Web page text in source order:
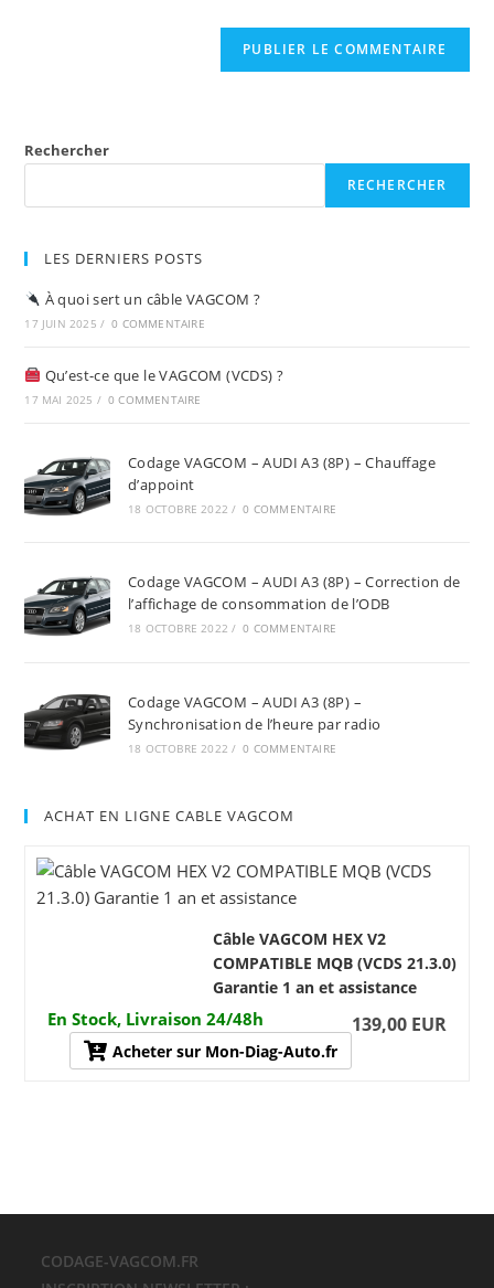
Rechercher
RECHERCHER
LES DERNIERS POSTS
À quoi sert un câble VAGCOM ?
17 JUIN 2025 / 0 COMMENTAIRE
Qu’est-ce que le VAGCOM (VCDS) ?
17 MAI 2025 / 0 COMMENTAIRE
Codage VAGCOM – AUDI A3 (8P) – Chauffage
d’appoint
18 OCTOBRE 2022 / 0 COMMENTAIRE
Codage VAGCOM – AUDI A3 (8P) – Correction de
l’affichage de consommation de l’ODB
18 OCTOBRE 2022 / 0 COMMENTAIRE
Codage VAGCOM – AUDI A3 (8P) –
Synchronisation de l’heure par radio
18 OCTOBRE 2022 / 0 COMMENTAIRE
ACHAT EN LIGNE CABLE VAGCOM
Câble VAGCOM HEX V2
COMPATIBLE MQB (VCDS 21.3.0)
Garantie 1 an et assistance
En Stock, Livraison 24/48h 139,00 EUR
Acheter sur Mon-Diag-Auto.fr
CODAGE-VAGCOM.FR